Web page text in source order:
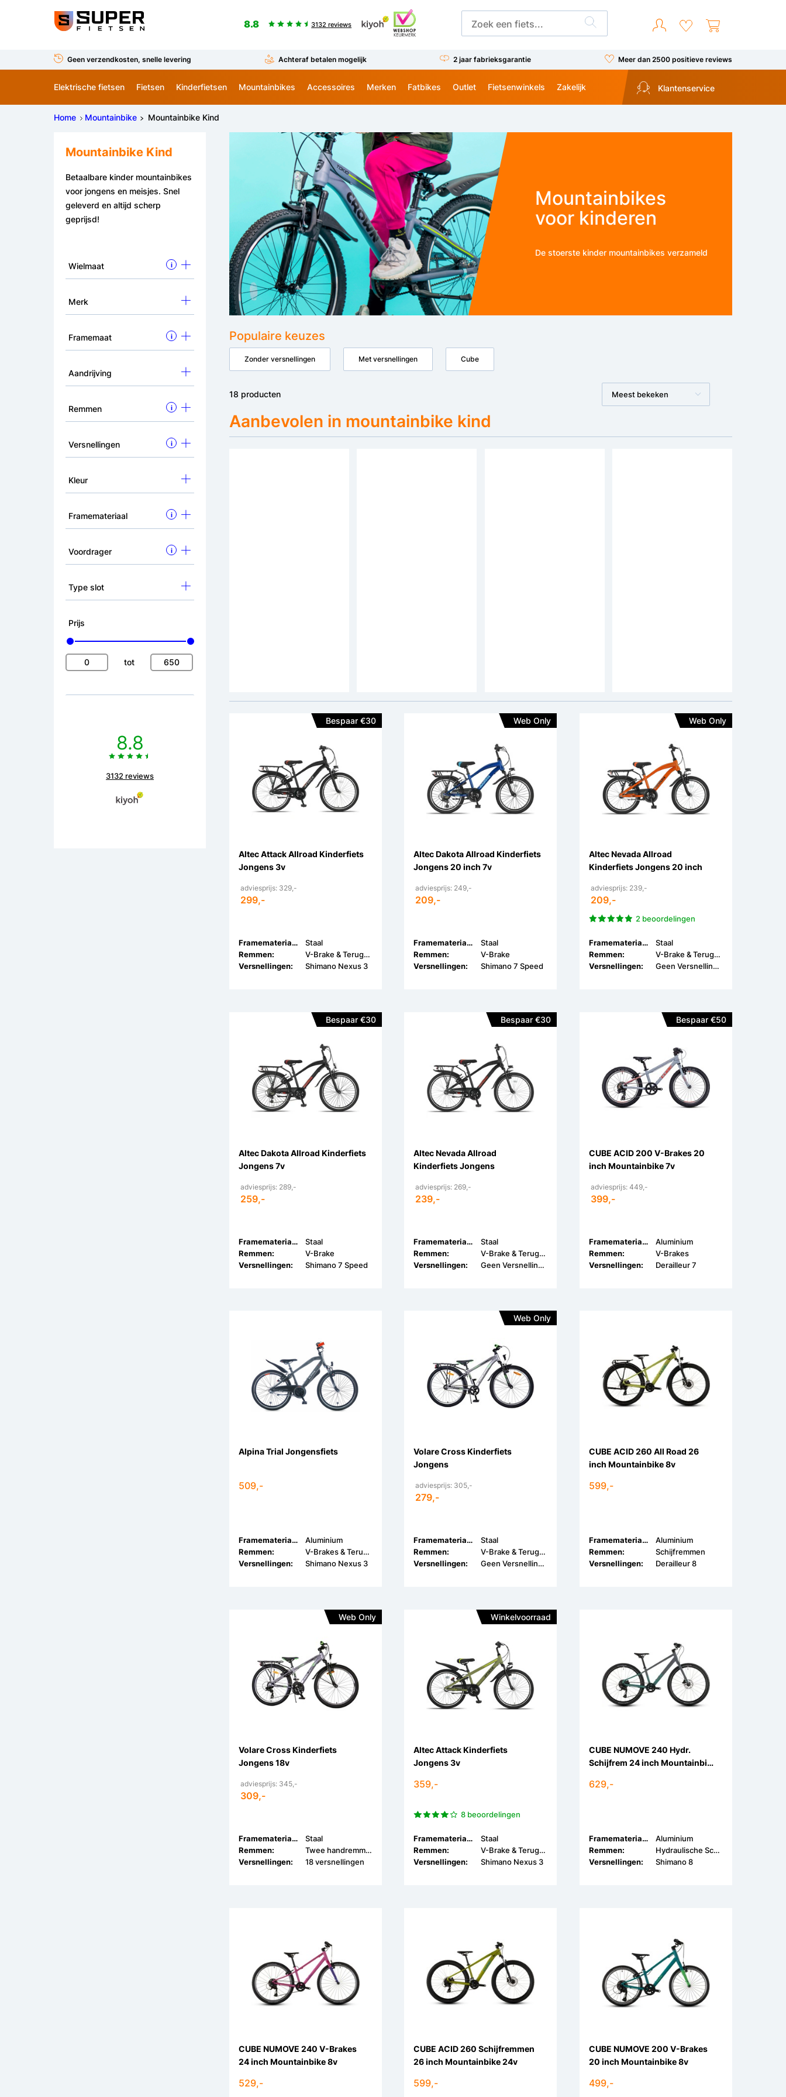
8.8 3132 reviews
Geen verzendkosten, snelle levering Achteraf betalen mogelijk 2 jaar fabrieksgarantie Meer dan 2500 positieve reviews
Elektrische fietsen Fietsen Kinderfietsen Mountainbikes Accessoires Merken Fatbikes Outlet Fietsenwinkels Zakelijk Klantenservice
Home Mountainbike Mountainbike Kind
Mountainbike Kind
Betaalbare kinder mountainbikes
voor jongens en meisjes. Snel
geleverd en altijd scherp
geprijsd!
Wielmaat i
Merk
Framemaat i
Aandrijving
Remmen i
Versnellingen i
Kleur
Framemateriaal i
Voordrager i
Type slot
Prijs
tot
8.8
3132 reviews
Mountainbikes
voor kinderen
De stoerste kinder mountainbikes verzameld
Populaire keuzes
Zonder versnellingen Met versnellingen Cube
18 producten Meest bekeken
Aanbevolen in mountainbike kind
Bespaar €30
Altec Attack Allroad Kinderfiets
Jongens 3v
adviesprijs: 329,-
299,-
Framemateriaal:
Staal
Remmen:
V-Brake & Terugtrap
Versnellingen:
Shimano Nexus 3
Web Only
Altec Dakota Allroad Kinderfiets
Jongens 20 inch 7v
adviesprijs: 249,-
209,-
Framemateriaal:
Staal
Remmen:
V-Brake
Versnellingen:
Shimano 7 Speed
Web Only
Altec Nevada Allroad
Kinderfiets Jongens 20 inch
adviesprijs: 239,-
209,-
2 beoordelingen
Framemateriaal:
Staal
Remmen:
V-Brake & Terugtrap
Versnellingen:
Geen Versnellingen
Bespaar €30
Altec Dakota Allroad Kinderfiets
Jongens 7v
adviesprijs: 289,-
259,-
Framemateriaal:
Staal
Remmen:
V-Brake
Versnellingen:
Shimano 7 Speed
Bespaar €30
Altec Nevada Allroad
Kinderfiets Jongens
adviesprijs: 269,-
239,-
Framemateriaal:
Staal
Remmen:
V-Brake & Terugtrap
Versnellingen:
Geen Versnellingen
Bespaar €50
CUBE ACID 200 V-Brakes 20
inch Mountainbike 7v
adviesprijs: 449,-
399,-
Framemateriaal:
Aluminium
Remmen:
V-Brakes
Versnellingen:
Derailleur 7
Alpina Trial Jongensfiets
509,-
Framemateriaal:
Aluminium
Remmen:
V-Brakes & Terugtrap
Versnellingen:
Shimano Nexus 3
Web Only
Volare Cross Kinderfiets
Jongens
adviesprijs: 305,-
279,-
Framemateriaal:
Staal
Remmen:
V-Brake & Terugtrap
Versnellingen:
Geen Versnellingen
CUBE ACID 260 All Road 26
inch Mountainbike 8v
599,-
Framemateriaal:
Aluminium
Remmen:
Schijfremmen
Versnellingen:
Derailleur 8
Web Only
Volare Cross Kinderfiets
Jongens 18v
adviesprijs: 345,-
309,-
Framemateriaal:
Staal
Remmen:
Twee handremmen
Versnellingen:
18 versnellingen
Winkelvoorraad
Altec Attack Kinderfiets
Jongens 3v
359,-
8 beoordelingen
Framemateriaal:
Staal
Remmen:
V-Brake & Terugtrap
Versnellingen:
Shimano Nexus 3
CUBE NUMOVE 240 Hydr.
Schijfrem 24 inch Mountainbike
629,-
Framemateriaal:
Aluminium
Remmen:
Hydraulische Schijfrem
Versnellingen:
Shimano 8
CUBE NUMOVE 240 V-Brakes
24 inch Mountainbike 8v
529,-
CUBE ACID 260 Schijfremmen
26 inch Mountainbike 24v
599,-
CUBE NUMOVE 200 V-Brakes
20 inch Mountainbike 8v
499,-